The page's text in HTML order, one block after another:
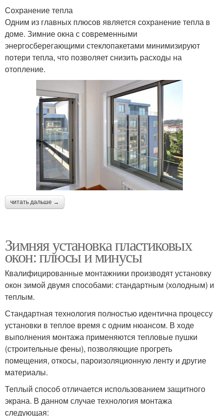
Сохранение тепла
Одним из главных плюсов является сохранение тепла в
доме. Зимние окна с современными
энергосберегающими стеклопакетами минимизируют
потери тепла, что позволяет снизить расходы на
отопление.
читать дальше →
Зимняя установка пластиковых
окон: плюсы и минусы
Квалифицированные монтажники производят установку
окон зимой двумя способами: стандартным (холодным) и
теплым.
Стандартная технология полностью идентична процессу
установки в теплое время с одним нюансом. В ходе
выполнения монтажа применяются тепловые пушки
(строительные фены), позволяющие прогреть
помещения, откосы, пароизоляционную ленту и другие
материалы.
Теплый способ отличается использованием защитного
экрана. В данном случае технология монтажа
следующая: